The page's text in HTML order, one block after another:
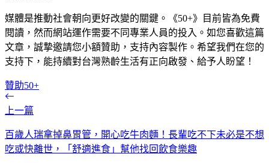
媒體是推動社會朝向更好改變的關鍵。《50+》目前皆為免費
閱讀，然而網站運作需要不同專業人員的投入。如您喜歡這篇
文章，誠摯邀請您小額贊助，支持內容製作。希望我們在您的
支持下，能持續對台灣熟齡生活有正向啟發、給予人盼望！
贊助50+
上一篇
百歲人瑞拿掉鼻胃管，開心吃牛肉麵！長輩吃不下未必是不想
吃或快離世，「舒適進食」幫他找回飲食樂趣